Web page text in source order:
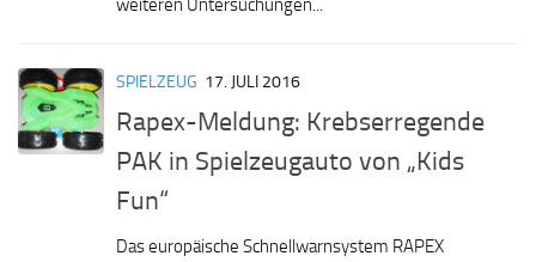
SPIELZEUG 17. JULI 2016
Rapex-Meldung: Krebserregende
PAK in Spielzeugauto von „Kids
Fun“
Das europäische Schnellwarnsystem RAPEX